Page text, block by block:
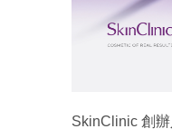
SkinClinic 創